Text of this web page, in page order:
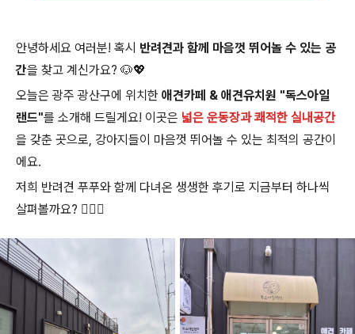
안녕하세요 여러분! 혹시 반려견과 함께 마음껏 뛰어놀 수 있는 공
간을 찾고 계신가요? 🐶💖
오늘은 광주 광산구에 위치한 애견카페 & 애견유치원 "독스아일
랜드"를 소개해 드릴게요! 이곳은 넓은 운동장과 쾌적한 실내공간
을 갖춘 곳으로, 강아지들이 마음껏 뛰어놀 수 있는 최적의 공간이
에요.
저희 반려견 푸푸와 함께 다녀온 생생한 후기로 지금부터 하나씩
살펴볼까요? 🐕‍🦺💕